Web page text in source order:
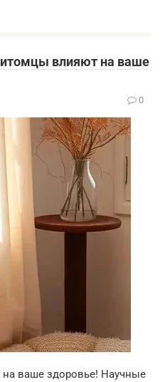
влияют на ваше
0
ваше здоровье! Научные